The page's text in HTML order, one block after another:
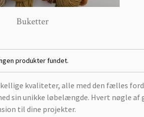
Buketter
produkter fundet.
kvaliteter, alle med den fælles
sin unikke løbelængde. Hvert nøgle
til dine projekter.